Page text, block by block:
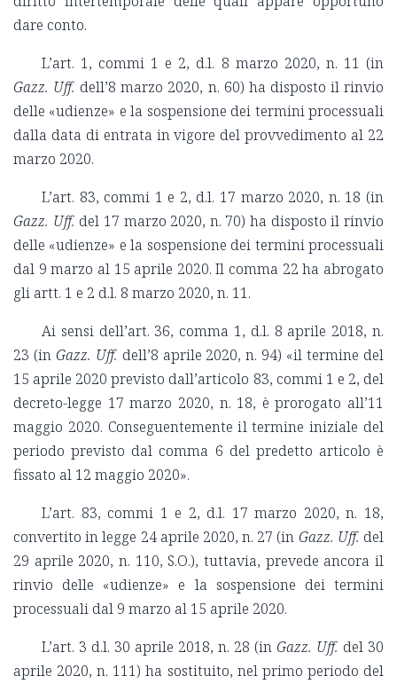
dare conto.
L’art. 1, commi 1 e 2, d.l. 8 marzo 2020, n. 11 (in
Gazz. Uff. dell’8 marzo 2020, n. 60) ha disposto il rinvio
delle «udienze» e la sospensione dei termini processuali
dalla data di entrata in vigore del provvedimento al 22
marzo 2020.
L’art. 83, commi 1 e 2, d.l. 17 marzo 2020, n. 18 (in
Gazz. Uff. del 17 marzo 2020, n. 70) ha disposto il rinvio
delle «udienze» e la sospensione dei termini processuali
dal 9 marzo al 15 aprile 2020. Il comma 22 ha abrogato
gli artt. 1 e 2 d.l. 8 marzo 2020, n. 11.
Ai sensi dell’art. 36, comma 1, d.l. 8 aprile 2018, n.
23 (in Gazz. Uff. dell’8 aprile 2020, n. 94) «il termine del
15 aprile 2020 previsto dall’articolo 83, commi 1 e 2, del
decreto-legge 17 marzo 2020, n. 18, è prorogato all’11
maggio 2020. Conseguentemente il termine iniziale del
periodo previsto dal comma 6 del predetto articolo è
fissato al 12 maggio 2020».
L’art. 83, commi 1 e 2, d.l. 17 marzo 2020, n. 18,
convertito in legge 24 aprile 2020, n. 27 (in Gazz. Uff. del
29 aprile 2020, n. 110, S.O.), tuttavia, prevede ancora il
rinvio delle «udienze» e la sospensione dei termini
processuali dal 9 marzo al 15 aprile 2020.
L’art. 3 d.l. 30 aprile 2018, n. 28 (in Gazz. Uff. del 30
aprile 2020, n. 111) ha sostituito, nel primo periodo del